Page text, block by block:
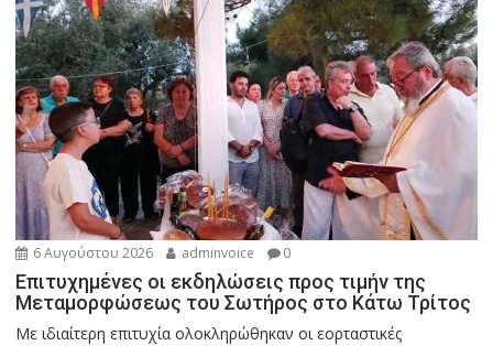
6 Αυγούστου 2026 adminvoice 0
Επιτυχημένες οι εκδηλώσεις προς τιμήν της
Μεταμορφώσεως του Σωτήρος στο Κάτω Τρίτος
Με ιδιαίτερη επιτυχία ολοκληρώθηκαν οι εορταστικές